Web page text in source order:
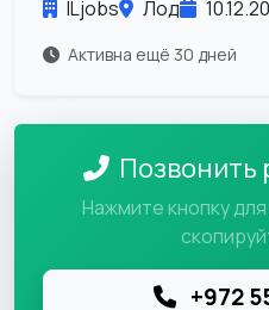
ILjobs Лод
Активна ещё 30 дней
Позвонить
Нажмите кнопку
+972